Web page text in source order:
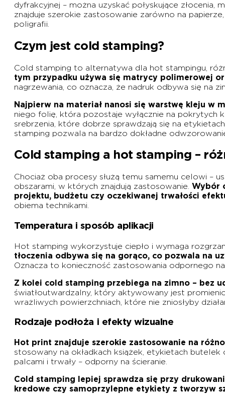
dyfrakcyjnej – można uzyskać połyskujące
znajduje szerokie zastosowanie zarówno na
poligrafii.
Czym jest cold stamping?
Cold stamping to alternatywa dla hot stampingu,
tym przypadku używa się matrycy polimerowej
nagrzewania, co oznacza, że nadruk odbywa się na
Najpierw na materiał nanosi się warstwę kleju w
niego folię, która pozostaje wyłącznie na pokrytych
srebrzenia, które dobrze sprawdzają się na
stamping pozwala na bardzo dokładne
Cold stamping a hot stamping –
Chociaż oba procesy służą temu samemu celowi –
obszarami, w których znajdują zastosowanie. Wybór
projektu, budżetu czy oczekiwanej trwałości
obiema technikami.
Temperatura i sposób aplikacji
Hot stamping wykorzystuje ciepło i wymaga
tłoczenia odbywa się na gorąco, co pozwala na
Oznacza to konieczność zastosowania odpornego
Z kolei cold stamping przebiega na zimno – bez
światłoutwardzalny, który aktywowany jest
wrażliwych powierzchniach, które nie zniosłyby
Rodzaje podłoża i efekty wizualne
Hot print znajduje szerokie zastosowanie na
stosowany na okładkach książek, etykietach
palcami i trwały – odporny na ścieranie.
Cold stamping lepiej sprawdza się przy
kredowe czy samoprzylepne etykiety z tworzyw